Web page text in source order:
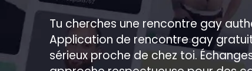
Tu cherches une rencontre gay
Application de rencontre gay
sérieux proche de chez toi.